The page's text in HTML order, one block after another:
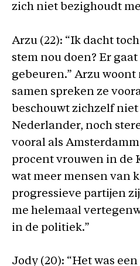
zich niet bezighoudt
Arzu (22): “Ik dacht
stem nou doen? Er
gebeuren.” Arzu
samen spreken ze
beschouwt zichzelf niet
Nederlander, noch
vooral als
procent vrouwen in de
wat meer mensen van
progressieve partijen
me helemaal
in de politiek.”
Jody (20): “Het was